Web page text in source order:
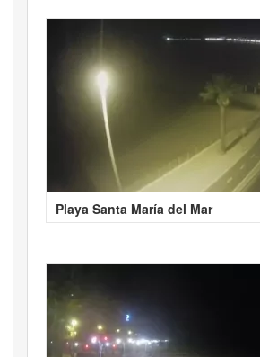
Playa Santa María del Mar